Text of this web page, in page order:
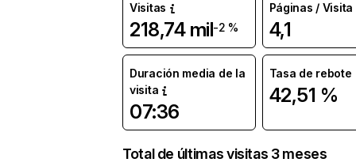
Visitas
218,74 mil-2 %
Páginas / Visita
4,1
Duración media de la
visita
07:36
Tasa de rebote
42,51 %
Total de últimas visitas 3 meses